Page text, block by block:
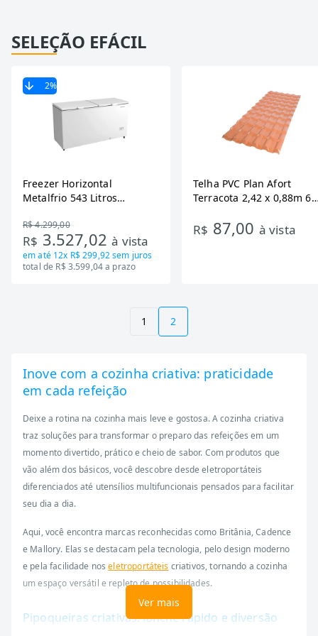
SELEÇÃO EFÁCIL
2%
Freezer Horizontal
Metalfrio 543 Litros
Tecnologia Inverter, Branco,
Bivolt
R$ 4.299,00
R$ 3.527,02à vista
em até 12x R$ 299,92sem juros
total de R$ 3.599,04 a prazo
Telha PVC Plan Afort
Terracota 2,42 x 0,88m 6
R$ 87,00 à vista
1 2
Inove com a cozinha criativa: praticidade
em cada refeição
Deixe a rotina na cozinha mais leve e gostosa. A cozinha criativa
traz soluções para transformar o preparo das refeições em um
momento divertido, prático e cheio de sabor. Com produtos que
vão além dos básicos, você descobre desde eletroportáteis
diferenciados até utensílios multifuncionais pensados para facilitar
seu dia a dia.
Aqui, você encontra marcas reconhecidas como Britânia, Cadence
e Mallory. Elas se destacam pela tecnologia, pelo design moderno
e pela facilidade noseletroportáteis criativos, tornando a cozinha
um espaço versátil e repleto de possibilidades.
Pipoqueiras criativas: lanche rápido e diversão
Ver mais